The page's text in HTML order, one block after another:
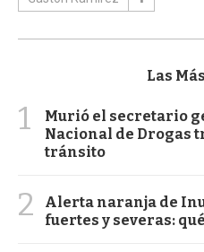
Las
1
Murió el secretario
Nacional de Drogas
tránsito
2
Alerta naranja de
fuertes y severas: